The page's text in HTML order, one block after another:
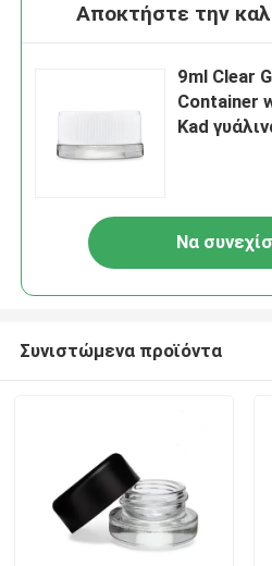
Αποκτήστε την
9ml Clear
Container
Kad
Να
Συνιστώμενα προϊόντα